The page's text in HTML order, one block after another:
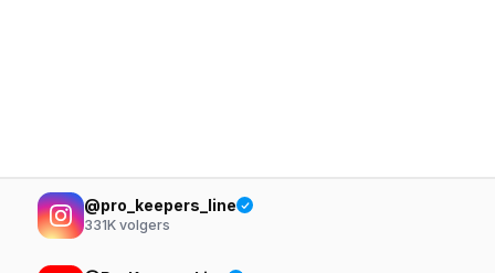
@pro_keepers_line
331K volgers